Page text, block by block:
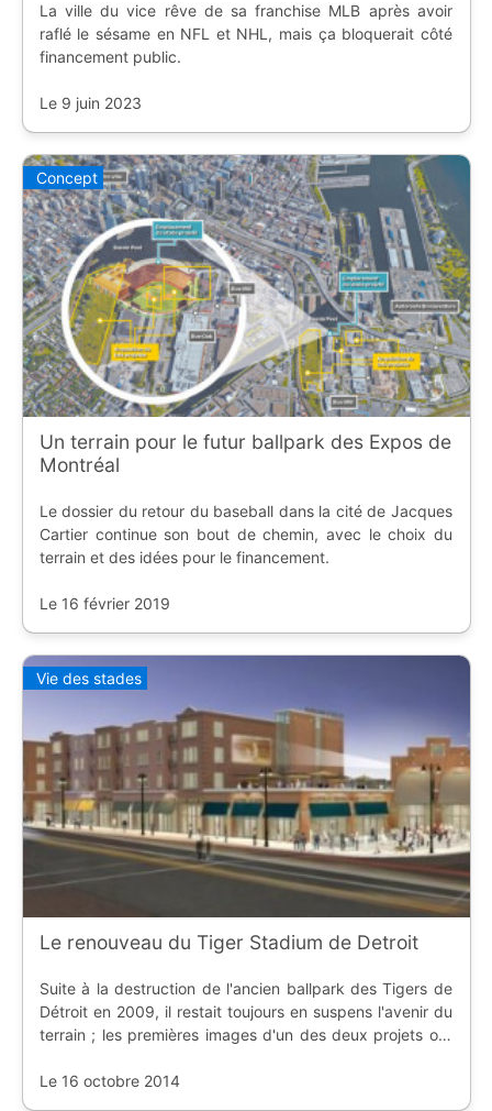
La ville du vice rêve de sa franchise MLB après avoir
raflé le sésame en NFL et NHL, mais ça bloquerait côté
financement public.
Le 9 juin 2023
Concept
Un terrain pour le futur ballpark des Expos de
Montréal
Le dossier du retour du baseball dans la cité de Jacques
Cartier continue son bout de chemin, avec le choix du
terrain et des idées pour le financement.
Le 16 février 2019
Vie des stades
Le renouveau du Tiger Stadium de Detroit
Suite à la destruction de l'ancien ballpark des Tigers de
Détroit en 2009, il restait toujours en suspens l'avenir du
terrain ; les premières images d'un des deux projets ont
Le 16 octobre 2014